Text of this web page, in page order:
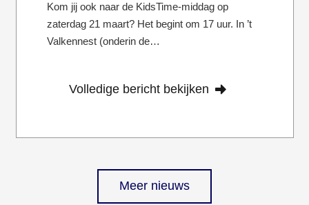
Kom jij ook naar de KidsTime-middag op
zaterdag 21 maart? Het begint om 17 uur. In ’t
Valkennest (onderin de…
Volledige bericht bekijken
Meer nieuws